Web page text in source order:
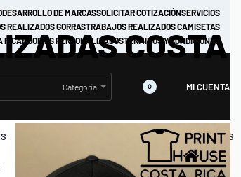
DESARROLLO DE MARCASSOLICITAR COTIZACIÓNSERVICIOS
REALIZADOS GORRASTRABAJOS REALIZADOS CAMISETAS
RICAHOODIES PERSONALIZADOSTÉRMINOS Y CONDICIONES
Categoría 0 MI CUENTA
IMPERMEABLES JOGGERS
COSTA